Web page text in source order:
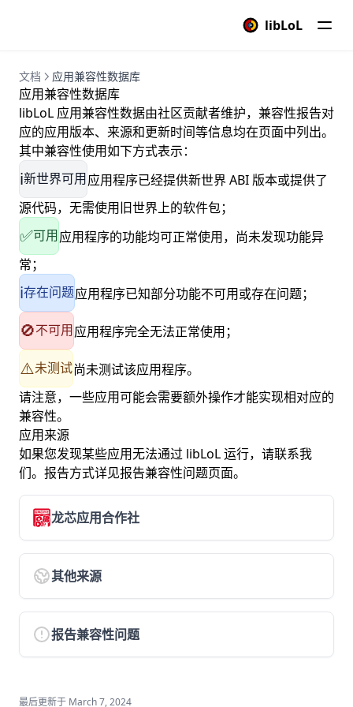
libLoL
龙吟翻译
单位转换器
向日葵
putty
landrop局域网投放器
瑞星ESM
FBreader电子阅读书
Scratch编程开发
云谐清
Guee录屏机
金格OFD
超阅版式
Scratch编程开发 3.0
极域课堂互动教学系统软件（国产OS版）教师端
极域课堂互动教学系统软件（国产OS版）学生端
智龙集成开发环境
docmail
百度网盘
奇安信网神终端安全管理系统
软件包安装器
龙芯应用合作社(3A5000)版
福昕OFD版式办公套件
Eclipse
文档 应用兼容性数据库
应用兼容性数据库
libLoL 应用兼容性数据由社区贡献者维护，兼容性报告对
应的应用版本、来源和更新时间等信息均在页面中列出。
其中兼容性使用如下方式表示：
ℹ️新世界可用应用程序已经提供新世界 ABI 版本或提供了
源代码，无需使用旧世界上的软件包；
✅可用应用程序的功能均可正常使用，尚未发现功能异
常；
ℹ️存在问题应用程序已知部分功能不可用或存在问题；
🚫不可用应用程序完全无法正常使用；
⚠️未测试尚未测试该应用程序。
请注意，一些应用可能会需要额外操作才能实现相对应的
兼容性。
应用来源
如果您发现某些应用无法通过 libLoL 运行，请联系我
们。报告方式详见报告兼容性问题页面。
龙芯应用合作社
其他来源
报告兼容性问题
最后更新于 March 7, 2024